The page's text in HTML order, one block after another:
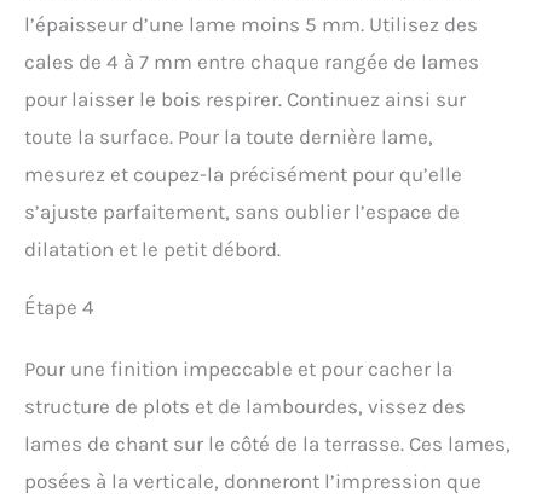
l’épaisseur d’une lame moins 5 mm. Utilisez des
cales de 4 à 7 mm entre chaque rangée de lames
pour laisser le bois respirer. Continuez ainsi sur
toute la surface. Pour la toute dernière lame,
mesurez et coupez-la précisément pour qu’elle
s’ajuste parfaitement, sans oublier l’espace de
dilatation et le petit débord.
Étape 4
Pour une finition impeccable et pour cacher la
structure de plots et de lambourdes, vissez des
lames de chant sur le côté de la terrasse. Ces lames,
posées à la verticale, donneront l’impression que